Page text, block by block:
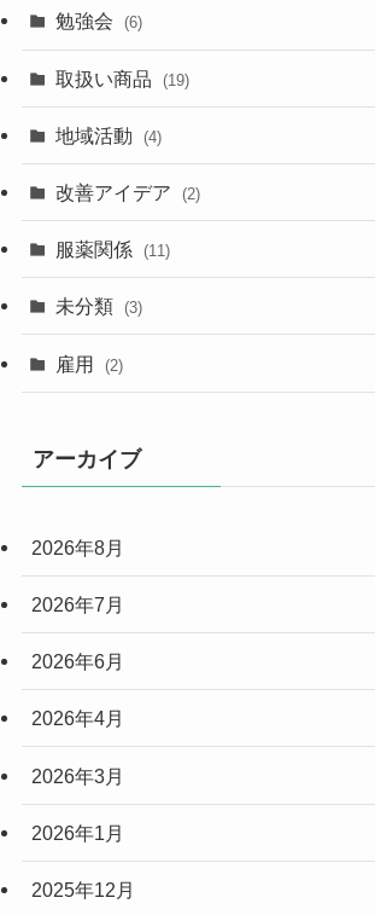
勉強会 (6)
取扱い商品 (19)
地域活動 (4)
改善アイデア (2)
服薬関係 (11)
未分類 (3)
雇用 (2)
アーカイブ
2026年8月
2026年7月
2026年6月
2026年4月
2026年3月
2026年1月
2025年12月